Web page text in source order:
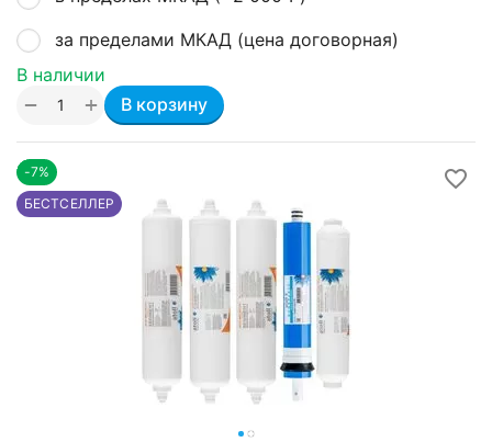
за пределами МКАД (цена договорная)
В наличии
+
− В корзину
-7%
БЕСТСЕЛЛЕР